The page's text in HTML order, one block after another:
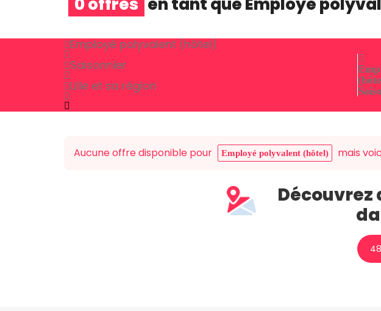
Employé polyvalent (hôtel)
Saisonnier
Lille et sa région
Aucune offre disponible pour Employé polyvalent (hôtel) mais